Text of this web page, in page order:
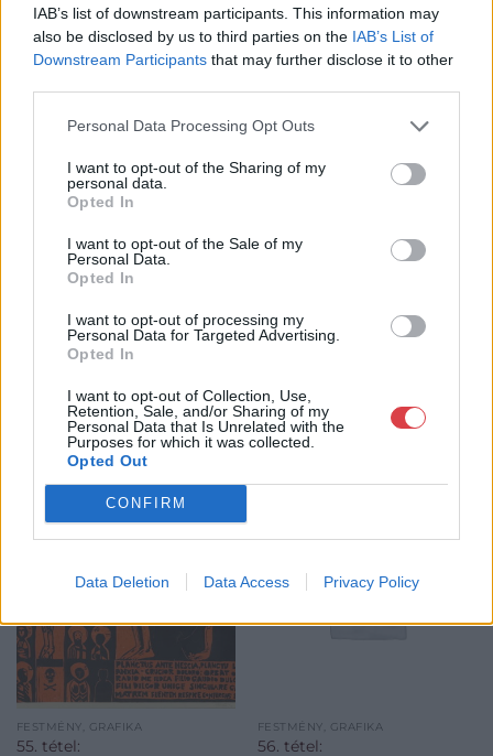
IAB’s list of downstream participants. This information may
also be disclosed by us to third parties on the IAB’s List of
Downstream Participants that may further disclose it to other
Personal Data Processing Opt Outs
I want to opt-out of the Sharing of my
personal data.
Opted In
I want to opt-out of the Sale of my
Personal Data.
Opted In
I want to opt-out of processing my
Personal Data for Targeted Advertising.
Opted In
I want to opt-out of Collection, Use,
Retention, Sale, and/or Sharing of my
Personal Data that Is Unrelated with the
Purposes for which it was collected.
Opted Out
CONFIRM
Data Deletion Data Access Privacy Policy
Weboldal:
http://www.mugyujtokhaza.hu
Bemutatkozás: 2013 nyarán nyitottuk meg Galériánkat
Budapesten, a II. kerületben. Célunk, hogy az eladók optimális
áron, gyorsan találjanak vevőt műtárgyaikra, az eladók pedig
rendszeresen tudják gazdagítani gyűjteményüket változatos
kínálatunkból. Ezért is rendezünk minden második héten,
szerda esténként online árverést! Kedd-től péntek-ig 11.00-este
18.00 óráig várjuk szeretettel az érdeklődőket.
GALÉRIA TOVÁBBI MŰTÁRGYAI
KAPCSOLÓDÓ MŰTÁRGYAK
FESTMÉNY, GRAFIKA
55. tétel:
FESTMÉNY, GRAFIKA
56. tétel: